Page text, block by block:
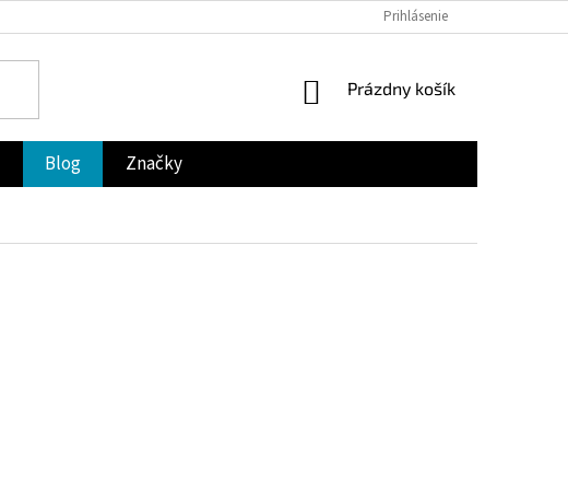
Prihlásenie
NÁKUPNÝ
Prázdny košík
Blog Značky